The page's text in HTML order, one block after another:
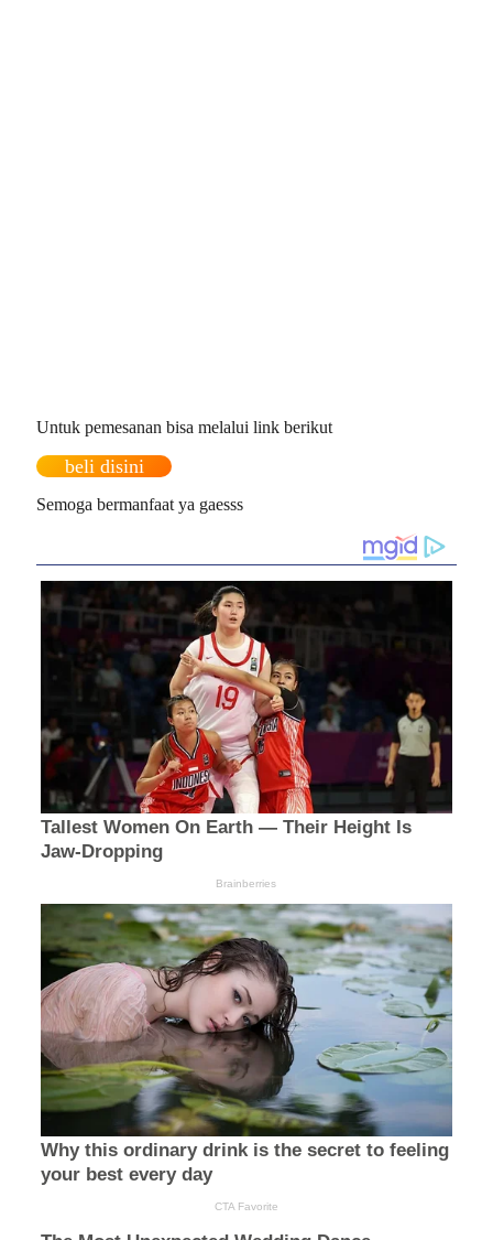
Untuk pemesanan bisa melalui link berikut
beli disini
Semoga bermanfaat ya gaesss